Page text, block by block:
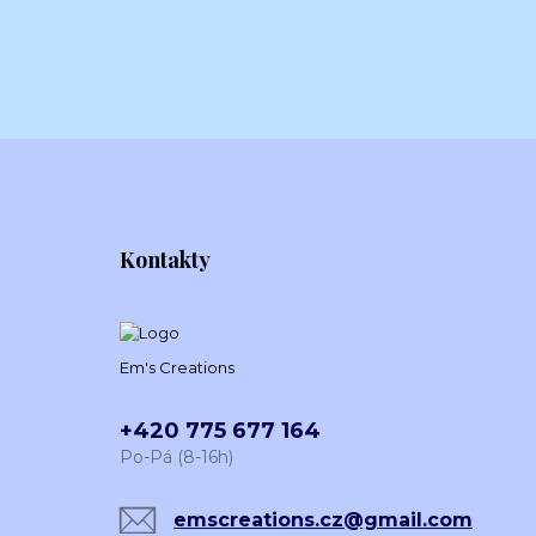
Kontakty
Em's Creations
+420 775 677 164
Po-Pá (8-16h)
emscreations.cz@gmail.com